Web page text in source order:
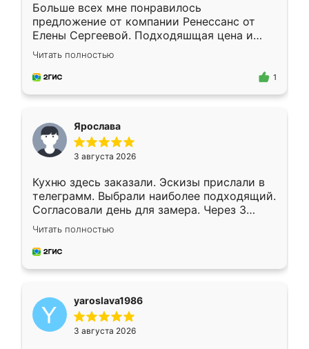
Больше всех мне понравилось
предложение от компании Ренессанс от
Елены Сергеевой. Подходяшщая цена и
короткие сроки изготовления. Приехавший
для замера сотрудник Владислав
предложил по моему эскизу самый
Читать полностью
1
Ярослава
3 августа 2026
Кухню здесь заказали. Эскизы прислали в
телеграмм. Выбрали наиболее подходящий.
Согласовали день для замера. Через 3
недели кухня была уже готова. Остались
довольны работой. Спасибо Ренессанс
мебель за качественную работу!
Читать полностью
yaroslava1986
3 августа 2026